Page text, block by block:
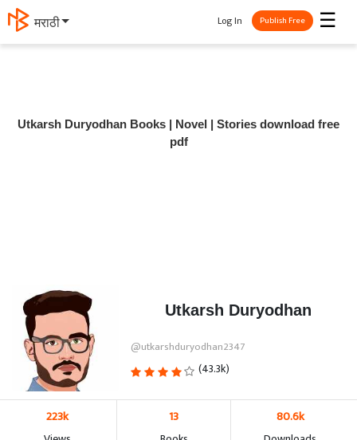
मराठी ☰
Log In Publish Free
Utkarsh Duryodhan Books | Novel | Stories download free
pdf
Utkarsh Duryodhan
@utkarshduryodhan2347
(43.3k)
223k 13 80.6k